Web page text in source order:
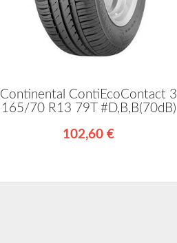
Continental ContiEcoContact 3
165/70 R13 79T #D,B,B(70dB)
102,60 €